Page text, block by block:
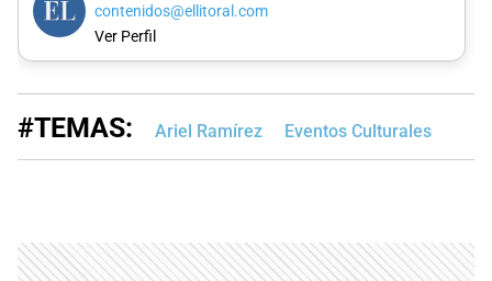
contenidos@ellitoral.com
Ver Perfil
#TEMAS: Ariel Ramírez Eventos Culturales